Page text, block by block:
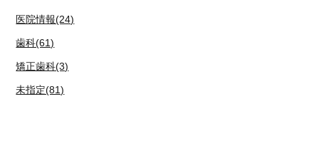
医院情報(24)
歯科(61)
矯正歯科(3)
未指定(81)